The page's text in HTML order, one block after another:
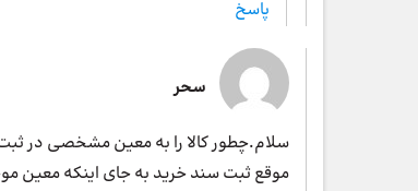
پاسخ
سحر
سلام.چطور کالا را به معین مشخصی در
موقع ثبت سند خرید به جای اینکه معین